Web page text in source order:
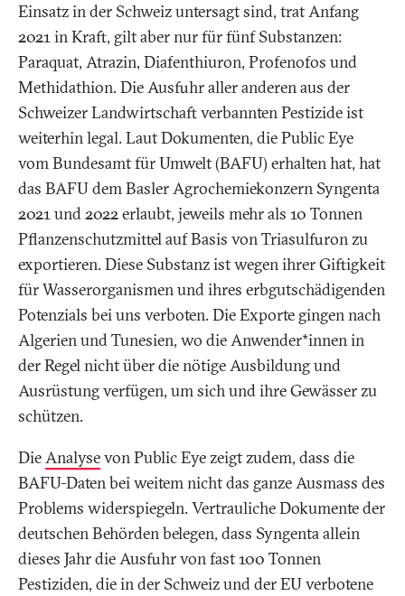
Einsatz in der Schweiz untersagt sind, trat Anfang
2021 in Kraft, gilt aber nur für fünf Substanzen:
Paraquat, Atrazin, Diafenthiuron, Profenofos und
Methidathion. Die Ausfuhr aller anderen aus der
Schweizer Landwirtschaft verbannten Pestizide ist
weiterhin legal. Laut Dokumenten, die Public Eye
vom Bundesamt für Umwelt (BAFU) erhalten hat, hat
das BAFU dem Basler Agrochemiekonzern Syngenta
2021 und 2022 erlaubt, jeweils mehr als 10 Tonnen
Pflanzenschutzmittel auf Basis von Triasulfuron zu
exportieren. Diese Substanz ist wegen ihrer Giftigkeit
für Wasserorganismen und ihres erbgutschädigenden
Potenzials bei uns verboten. Die Exporte gingen nach
Algerien und Tunesien, wo die Anwender*innen in
der Regel nicht über die nötige Ausbildung und
Ausrüstung verfügen, um sich und ihre Gewässer zu
schützen.
DieAnalysevon Public Eye zeigt zudem, dass die
BAFU-Daten bei weitem nicht das ganze Ausmass des
Problems widerspiegeln. Vertrauliche Dokumente der
deutschen Behörden belegen, dass Syngenta allein
dieses Jahr die Ausfuhr von fast 100 Tonnen
Pestiziden, die in der Schweiz und der EU verbotene